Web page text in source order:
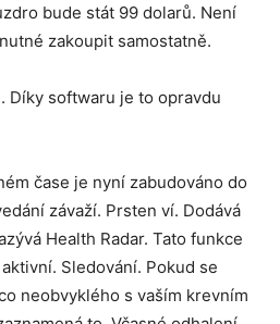
bude stát 99 dolarů. Není
zakoupit samostatně.
Díky softwaru je to opravdu
čase je nyní zabudováno do
závaží. Prsten ví. Dodává
Health Radar. Tato funkce
Sledování. Pokud se
neobvyklého s vaším krevním